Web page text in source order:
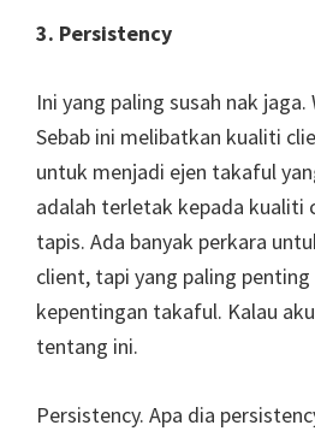
3. Persistency
Ini yang paling susah nak
Sebab ini melibatkan kualiti
untuk menjadi ejen takaful
adalah terletak kepada kualiti
tapis. Ada banyak perkara
client, tapi yang paling
kepentingan takaful. Kalau
tentang ini.
Persistency. Apa dia